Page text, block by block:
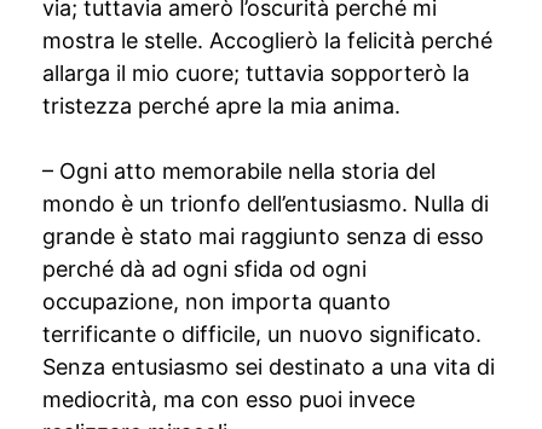
via; tuttavia amerò l’oscurità perché mi
mostra le stelle. Accoglierò la felicità perché
allarga il mio cuore; tuttavia sopporterò la
tristezza perché apre la mia anima.
– Ogni atto memorabile nella storia del
mondo è un trionfo dell’entusiasmo. Nulla di
grande è stato mai raggiunto senza di esso
perché dà ad ogni sfida od ogni
occupazione, non importa quanto
terrificante o difficile, un nuovo significato.
Senza entusiasmo sei destinato a una vita di
mediocrità, ma con esso puoi invece